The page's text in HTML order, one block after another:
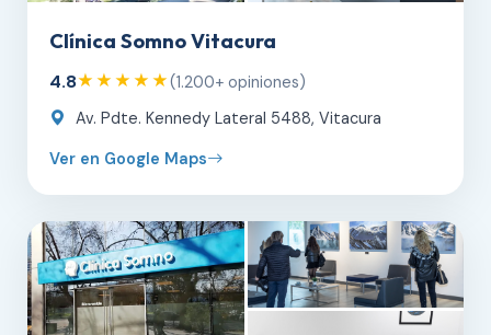
Clínica Somno Vitacura
4.8★★★★★(1.200+ opiniones)
Av. Pdte. Kennedy Lateral 5488, Vitacura
Ver en Google Maps